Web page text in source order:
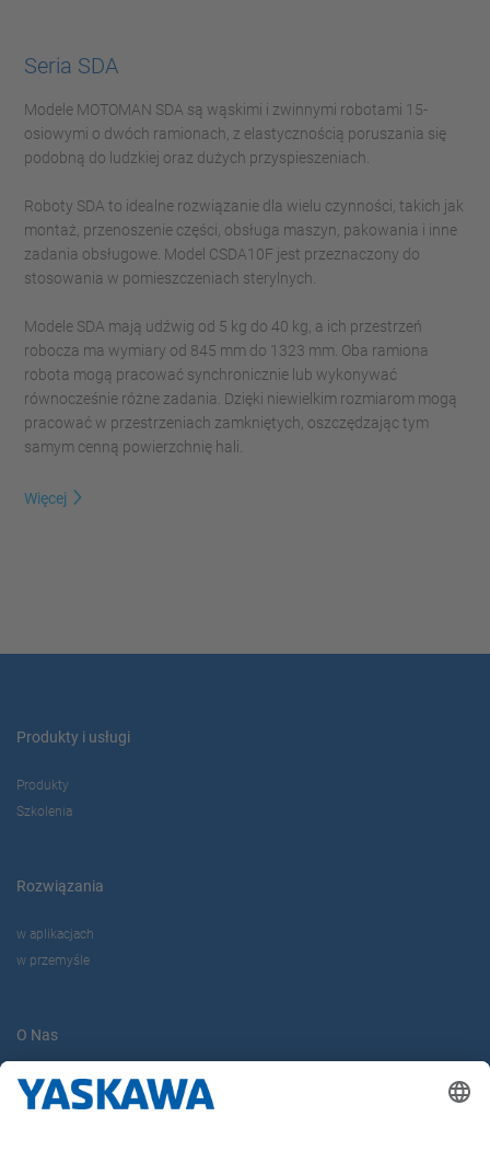
Seria SDA
Modele MOTOMAN SDA są wąskimi i zwinnymi robotami 15-
osiowymi o dwóch ramionach, z elastycznością poruszania się
podobną do ludzkiej oraz dużych przyspieszeniach.
Roboty SDA to idealne rozwiązanie dla wielu czynności, takich jak
montaż, przenoszenie części, obsługa maszyn, pakowania i inne
zadania obsługowe. Model CSDA10F jest przeznaczony do
stosowania w pomieszczeniach sterylnych.
Modele SDA mają udźwig od 5 kg do 40 kg, a ich przestrzeń
robocza ma wymiary od 845 mm do 1323 mm. Oba ramiona
robota mogą pracować synchronicznie lub wykonywać
równocześnie różne zadania. Dzięki niewielkim rozmiarom mogą
pracować w przestrzeniach zamkniętych, oszczędzając tym
samym cenną powierzchnię hali.
Więcej
Produkty i usługi
Produkty
Szkolenia
Rozwiązania
w aplikacjach
w przemyśle
O Nas
Yaskawa Europe Gmbh
Yaskawa Polska